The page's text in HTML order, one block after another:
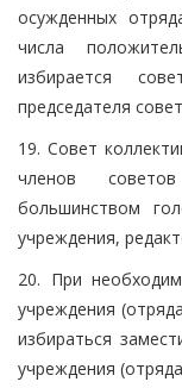
осужденных
числа
избирается
председателя
19. Совет
членов
большинством
учреждения,
20. При
учреждения
избираться
учреждения